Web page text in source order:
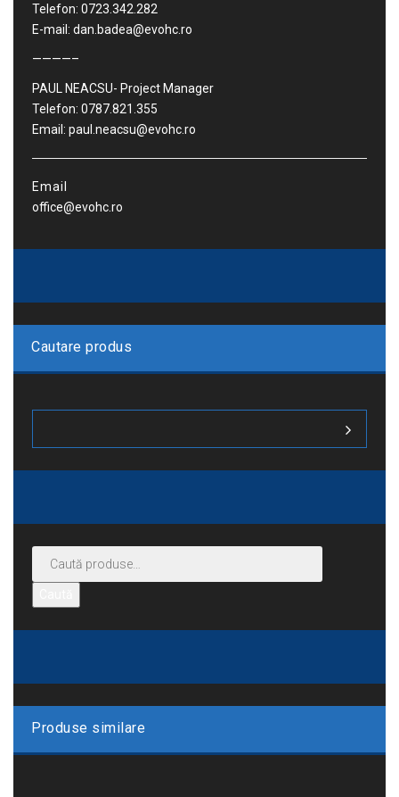
Telefon: 0723.342.282
E-mail: dan.badea@evohc.ro
————–
PAUL NEACSU- Project Manager
Telefon: 0787.821.355
Email: paul.neacsu@evohc.ro
Email
office@evohc.ro
Cautare produs
Produse similare